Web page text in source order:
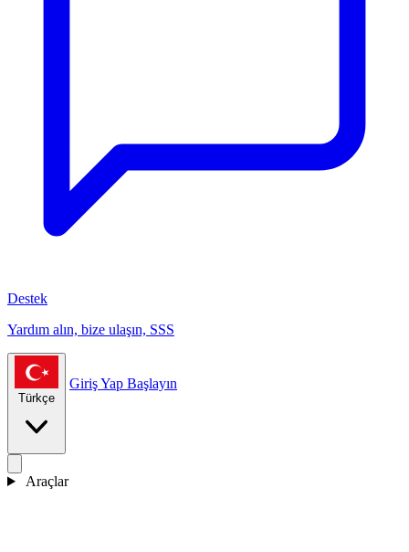
Destek
Yardım alın, bize ulaşın, SSS
Türkçe
Giriş Yap Başlayın
Araçlar